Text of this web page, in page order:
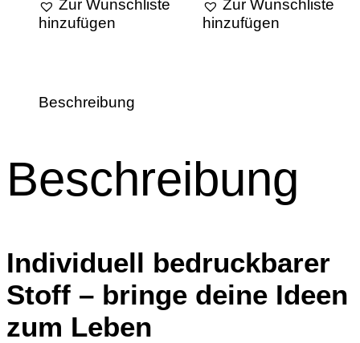
Zur Wunschliste
hinzufügen
Zur Wunschliste
hinzufügen
Beschreibung
Beschreibung
Individuell bedruckbarer
Stoff – bringe deine Ideen
zum Leben